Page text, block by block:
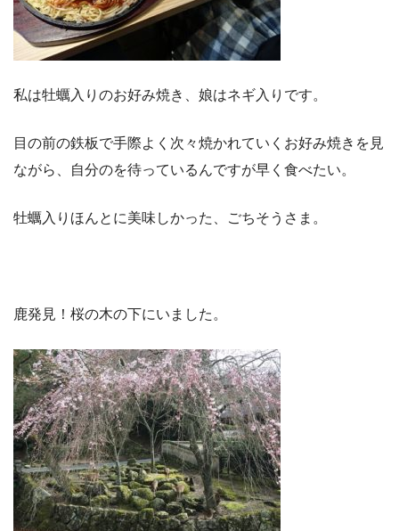
私は牡蠣入りのお好み焼き、娘はネギ入りです。
目の前の鉄板で手際よく次々焼かれていくお好み焼きを見
ながら、自分のを待っているんですが早く食べたい。
牡蠣入りほんとに美味しかった、ごちそうさま。
鹿発見！桜の木の下にいました。